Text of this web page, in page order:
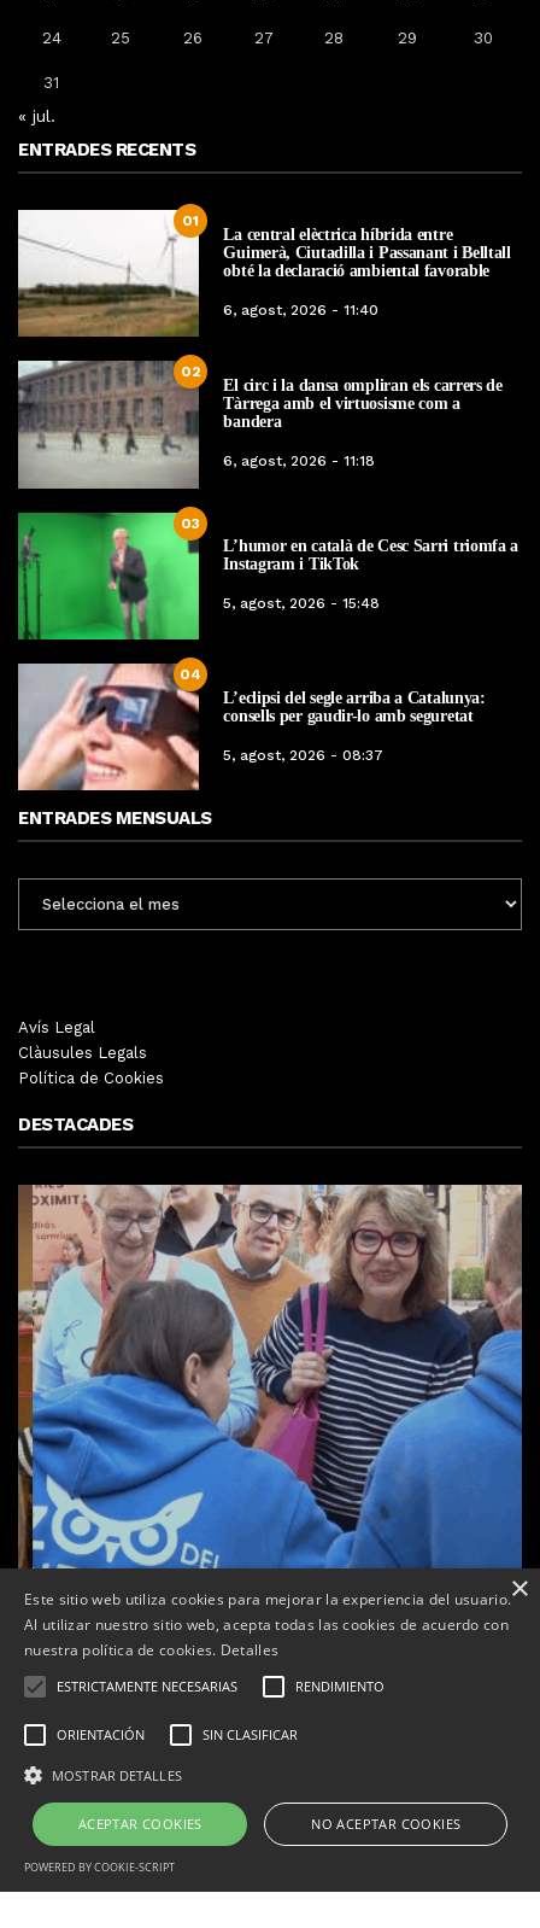
24 25 26 27 28 29 30
31
« jul.
ENTRADES RECENTS
01
La central elèctrica híbrida entre
Guimerà, Ciutadilla i Passanant i Belltall
obté la declaració ambiental favorable
6, agost, 2026 - 11:40
02
El circ i la dansa ompliran els carrers de
Tàrrega amb el virtuosisme com a
bandera
6, agost, 2026 - 11:18
03
L’humor en català de Cesc Sarri triomfa a
Instagram i TikTok
5, agost, 2026 - 15:48
04
L’eclipsi del segle arriba a Catalunya:
consells per gaudir-lo amb seguretat
5, agost, 2026 - 08:37
ENTRADES MENSUALS
MENSUALS
Avís Legal
Clàusules Legals
Política de Cookies
DESTACADES
Tàrrega celebra la 25a Fira del Medi Ambient
Per Tàrrega Televisió 18, octubre, 2025 - 12:26
Correu electrònic:info@tarrega.tv
Telèfons: 648 45 71 14 | 669 32 28 46
×
Este sitio web utiliza cookies para mejorar la experiencia del usuario.
Al utilizar nuestro sitio web, acepta todas las cookies de acuerdo con
nuestra política de cookies. Detalles
ESTRICTAMENTE NECESARIAS RENDIMIENTO
ORIENTACIÓN SIN CLASIFICAR
MOSTRAR DETALLES
ACEPTAR COOKIES NO ACEPTAR COOKIES
POWERED BY COOKIE-SCRIPT